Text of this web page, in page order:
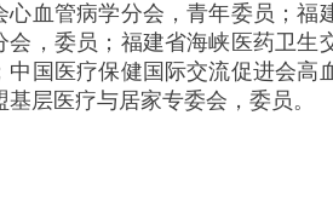
心血管病学分会，青年委员；福
会，委员；福建省海峡医药卫生
中国医疗保健国际交流促进会高
基层医疗与居家专委会，委员。